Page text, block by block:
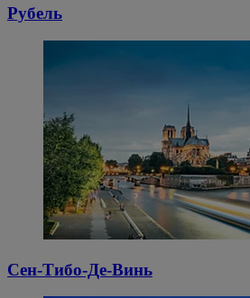
Рубель
Сен-Тибо-Де-Винь